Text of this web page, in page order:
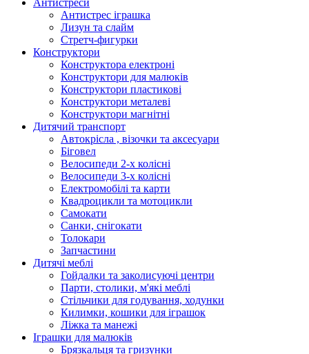
Антистреси
Антистрес іграшка
Лизун та слайм
Стретч-фигурки
Конструктори
Конструктора електроні
Конструктори для малюків
Конструктори пластикові
Конструктори металеві
Конструктори магнітні
Дитячий транспорт
Автокрісла , візочки та аксесуари
Біговел
Велосипеди 2-х колісні
Велосипеди 3-х колісні
Електромобілі та карти
Квадроцикли та мотоцикли
Самокати
Санки, снігокати
Толокари
Запчастини
Дитячі меблі
Гойдалки та заколисуючі центри
Парти, столики, м'які меблі
Стільчики для годування, ходунки
Килимки, кошики для іграшок
Ліжка та манежі
Іграшки для малюків
Брязкальця та гризунки